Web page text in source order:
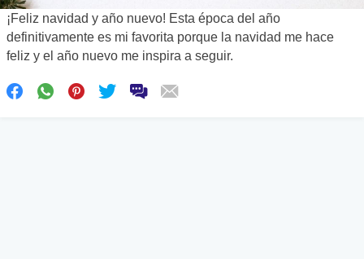
¡Feliz navidad y año nuevo! Esta época del año
definitivamente es mi favorita porque la navidad me hace
feliz y el año nuevo me inspira a seguir.